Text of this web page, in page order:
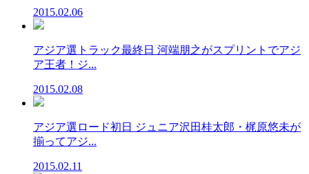
2015.02.06
アジア選トラック最終日 河端朋之がスプリントでアジ
ア王者！ジ...
2015.02.08
アジア選ロード初日 ジュニア沢田桂太郎・梶原悠未が
揃ってアジ...
2015.02.11